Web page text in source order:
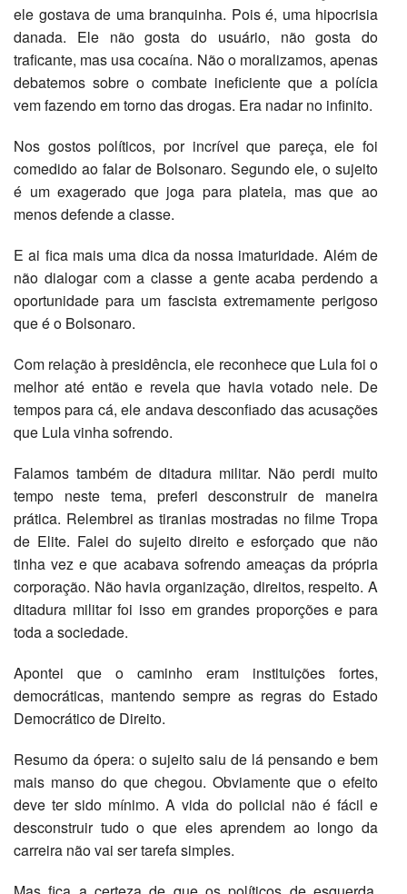
ele gostava de uma branquinha. Pois é, uma hipocrisia
danada. Ele não gosta do usuário, não gosta do
traficante, mas usa cocaína. Não o moralizamos, apenas
debatemos sobre o combate ineficiente que a polícia
vem fazendo em torno das drogas. Era nadar no infinito.
Nos gostos políticos, por incrível que pareça, ele foi
comedido ao falar de Bolsonaro. Segundo ele, o sujeito
é um exagerado que joga para plateia, mas que ao
menos defende a classe.
E ai fica mais uma dica da nossa imaturidade. Além de
não dialogar com a classe a gente acaba perdendo a
oportunidade para um fascista extremamente perigoso
que é o Bolsonaro.
Com relação à presidência, ele reconhece que Lula foi o
melhor até então e revela que havia votado nele. De
tempos para cá, ele andava desconfiado das acusações
que Lula vinha sofrendo.
Falamos também de ditadura militar. Não perdi muito
tempo neste tema, preferi desconstruir de maneira
prática. Relembrei as tiranias mostradas no filme Tropa
de Elite. Falei do sujeito direito e esforçado que não
tinha vez e que acabava sofrendo ameaças da própria
corporação. Não havia organização, direitos, respeito. A
ditadura militar foi isso em grandes proporções e para
toda a sociedade.
Apontei que o caminho eram instituições fortes,
democráticas, mantendo sempre as regras do Estado
Democrático de Direito.
Resumo da ópera: o sujeito saiu de lá pensando e bem
mais manso do que chegou. Obviamente que o efeito
deve ter sido mínimo. A vida do policial não é fácil e
desconstruir tudo o que eles aprendem ao longo da
carreira não vai ser tarefa simples.